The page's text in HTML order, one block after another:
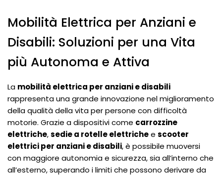
Mobilità Elettrica per Anziani e
Disabili: Soluzioni per una Vita
più Autonoma e Attiva
La mobilità elettrica per anziani e disabili
rappresenta una grande innovazione nel miglioramento
della qualità della vita per persone con difficoltà
motorie. Grazie a dispositivi come carrozzine
elettriche,sedie a rotelle elettrichee scooter
elettrici per anziani e disabili, è possibile muoversi
con maggiore autonomia e sicurezza, sia all’interno che
all’esterno, superando i limiti che possono derivare da